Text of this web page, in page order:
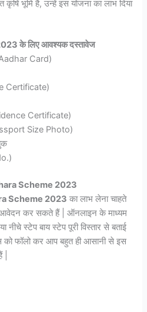
भूमि है, उन्हें इस योजना का लाभ दिया
के लिए आवश्यक दस्तावेज
Card)
Certificate)
Certificate)
Size Photo)
Scheme 2023
Scheme 2023 का लाभ लेना चाहते
कर सकते हैं | ऑनलाइन के माध्यम
स्टेप बाय स्टेप पूरी विस्तार से बताई
को फॉलो कर आप बहुत ही आसानी से इस